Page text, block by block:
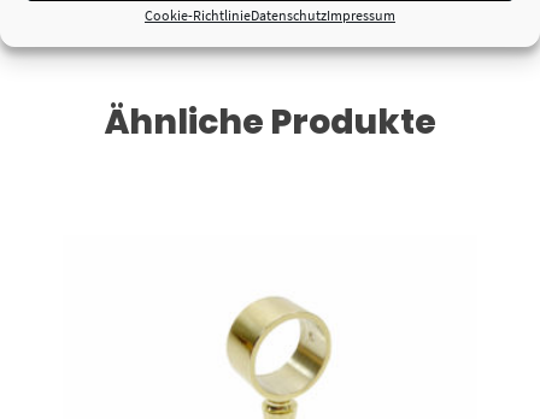
Cookie-RichtlinieDatenschutzImpressum
Ähnliche Produkte